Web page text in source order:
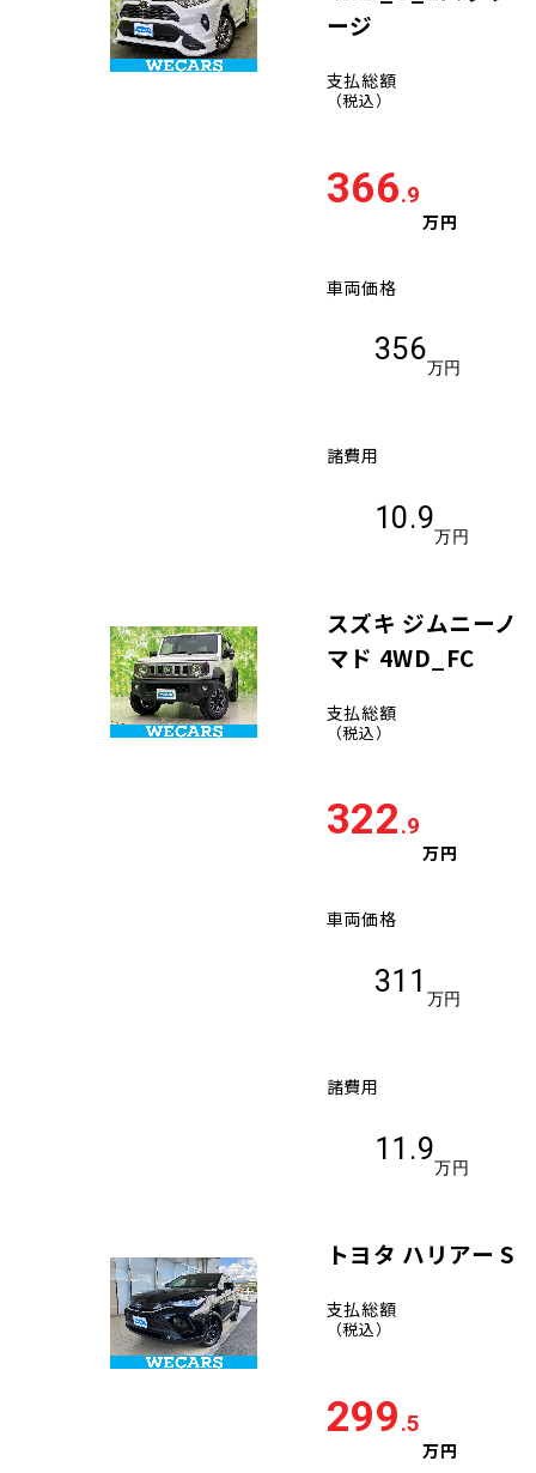
ージ
支払総額
（税込）
366.9
万円
車両価格
356
万円
諸費用
10.9
万円
スズキ ジムニーノ
マド 4WD_FC
支払総額
（税込）
322.9
万円
車両価格
311
万円
諸費用
11.9
万円
トヨタ ハリアー S
支払総額
（税込）
299.5
万円